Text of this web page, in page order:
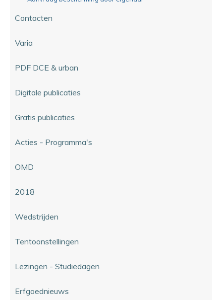
Contacten
Varia
PDF DCE & urban
Digitale publicaties
Gratis publicaties
Acties - Programma's
OMD
2018
Wedstrijden
Tentoonstellingen
Lezingen - Studiedagen
Erfgoednieuws